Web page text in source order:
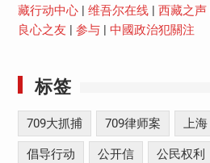
藏行动中心| 维吾尔在线| 西藏之声|
良心之友
参与| 中國政治犯關注
标签
709大抓捕 709律师案 上海
倡导行动 公开信 公民权利